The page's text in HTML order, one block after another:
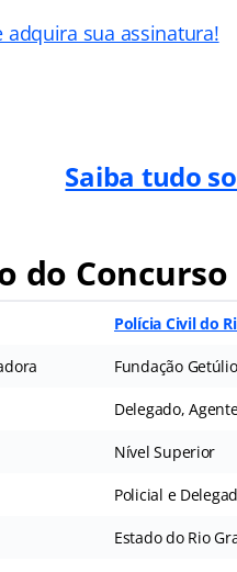
adquira sua assinatura!
Saiba tudo
do Concurso
Polícia Civil do
Fundação
Delegado,
Nível Superior
Policial e
Estado do Rio